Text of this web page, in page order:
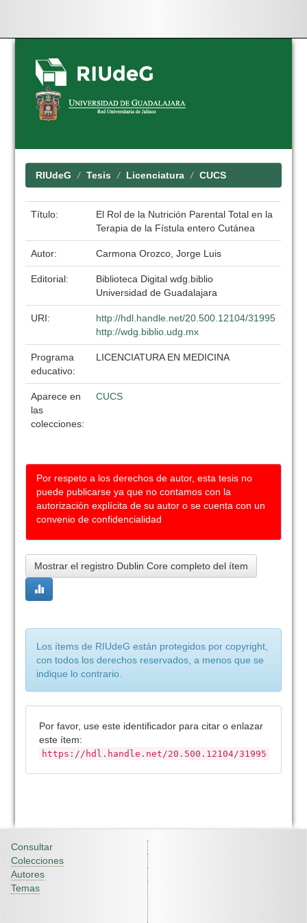
Skip
navigation
RIUdeG Tesis Licenciatura CUCS
Título:
El Rol de la Nutrición Parental Total en la
Terapia de la Fístula entero Cutánea
Autor: Carmona Orozco, Jorge Luis
Editorial:
Biblioteca Digital wdg.biblio
Universidad de Guadalajara
URI:
http://hdl.handle.net/20.500.12104/31995
http://wdg.biblio.udg.mx
Programa
educativo:
LICENCIATURA EN MEDICINA
Aparece en
las
colecciones:
CUCS
Por respeto a los derechos de autor, esta tesis no
puede publicarse ya que no contamos con la
autorización explícita de su autor o se cuenta con un
convenio de confidencialidad
Mostrar el registro Dublin Core completo del ítem
Los ítems de RIUdeG están protegidos por copyright,
con todos los derechos reservados, a menos que se
indique lo contrario.
Por favor, use este identificador para citar o enlazar
este ítem:
https://hdl.handle.net/20.500.12104/31995
Consultar
Colecciones
Autores
Temas